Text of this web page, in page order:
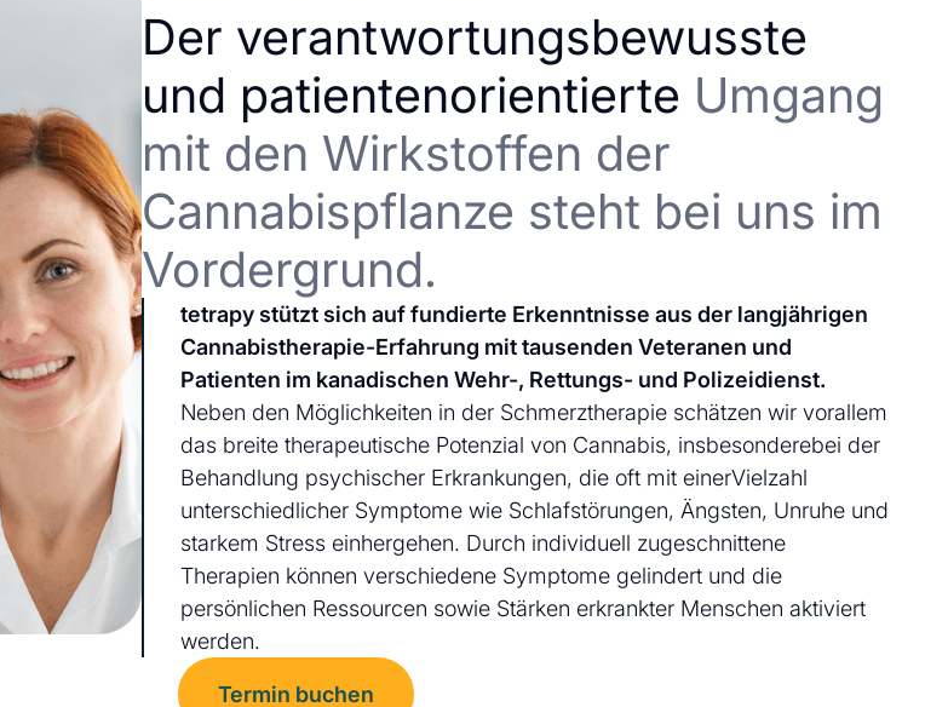
Der verantwortungsbewusste
und patientenorientierte Umgang
mit den Wirkstoffen der
Cannabispflanze steht bei uns im
Vordergrund.
tetrapy stützt sich auf fundierte Erkenntnisse aus der langjährigen
Cannabistherapie-Erfahrung mit tausenden Veteranen und
Patienten im kanadischen Wehr-, Rettungs- und Polizeidienst.
Neben den Möglichkeiten in der Schmerztherapie schätzen wir vorallem
das breite therapeutische Potenzial von Cannabis, insbesonderebei der
Behandlung psychischer Erkrankungen, die oft mit einerVielzahl
unterschiedlicher Symptome wie Schlafstörungen, Ängsten, Unruhe und
starkem Stress einhergehen. Durch individuell zugeschnittene
Therapien können verschiedene Symptome gelindert und die
persönlichen Ressourcen sowie Stärken erkrankter Menschen aktiviert
werden.
Termin buchen